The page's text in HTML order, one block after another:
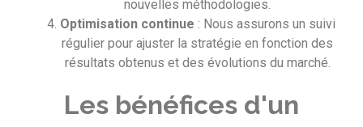
nouvelles méthodologies.
Optimisation continue : Nous assurons un suivi
régulier pour ajuster la stratégie en fonction des
résultats obtenus et des évolutions du marché.
Les bénéfices d'un